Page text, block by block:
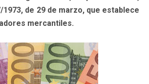
de 29 de marzo, que establece
mercantiles.